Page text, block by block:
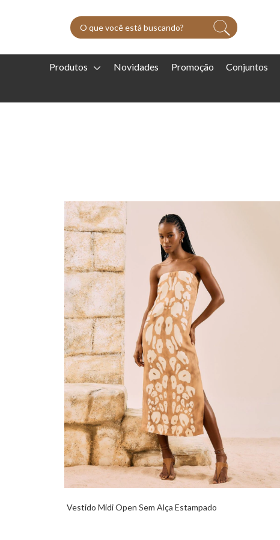
Produtos Novidades Promoção Conjuntos
Vestido Midi Open Sem Alça Estampado